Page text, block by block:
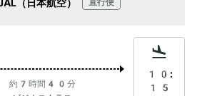
（日本航空） 直行便
約7時間40分
10:
15